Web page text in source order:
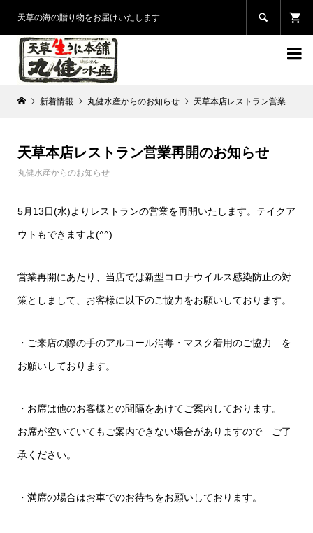
天草の海の贈り物をお届けいたします 

新着情報 丸健水産からのお知らせ 天草本店レストラン営業再開のお知らせ
天草本店レストラン営業再開のお知らせ
丸健水産からのお知らせ
5月13日(水)よりレストランの営業を再開いたします。 テイクア
ウトもできますよ(^^)
営業再開にあたり、当店では新型コロナウイルス感染防止の対
策としまして、 お客様に以下のご協力をお願いしております。
・ご来店の際の手のアルコール消毒・マスク着用のご協力 を
お願いしております。
・お席は他のお客様との間隔をあけてご案内しております。
お席が空いていてもご案内できない場合がありますのでご了
承ください。
・満席の場合はお車でのお待ちをお願いしております。